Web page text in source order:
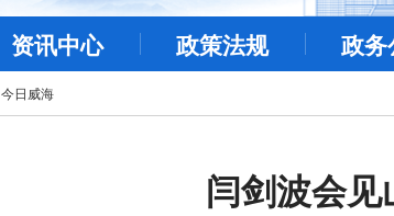
资讯中心 政策法规 政
今日威海
闫剑波会